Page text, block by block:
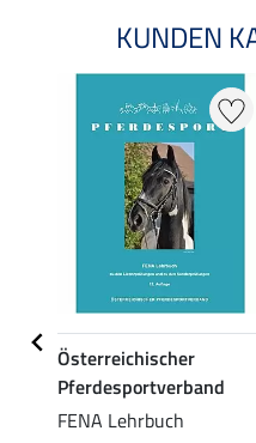
KUNDEN
Österreichischer
Pferdesportverband
FENA Lehrbuch